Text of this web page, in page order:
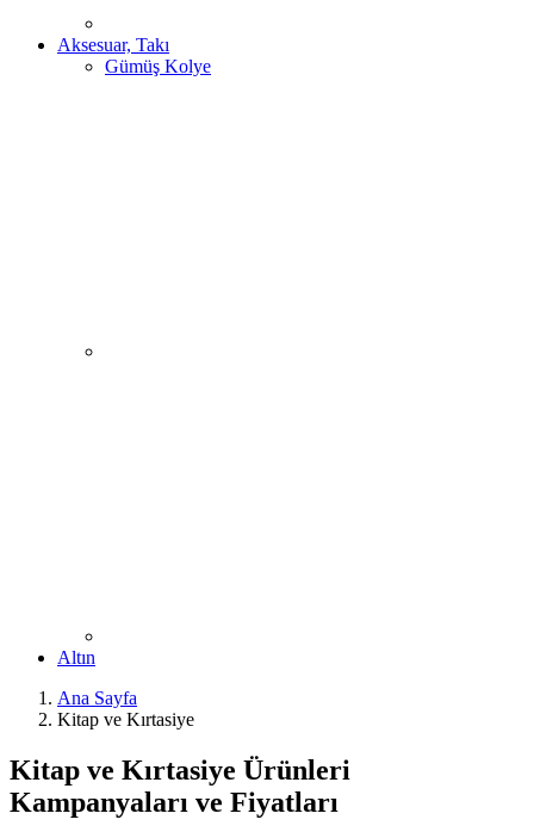
Aksesuar, Takı
Gümüş Kolye
Altın
Ana Sayfa
Kitap ve Kırtasiye
Kitap ve Kırtasiye Ürünleri
Kampanyaları ve Fiyatları